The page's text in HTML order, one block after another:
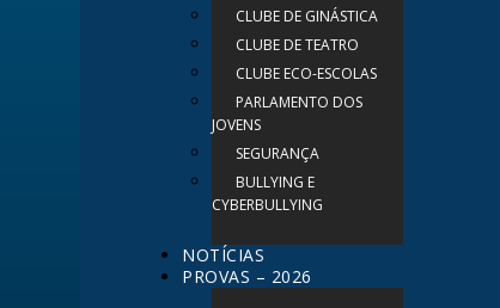
CLUBE DE GINÁSTICA
CLUBE DE TEATRO
CLUBE ECO-ESCOLAS
PARLAMENTO DOS
JOVENS
SEGURANÇA
BULLYING E
CYBERBULLYING
NOTÍCIAS
PROVAS – 2026